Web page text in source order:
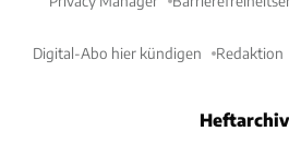
Digital-Abo hier kündigen Redaktion
Heftarchiv